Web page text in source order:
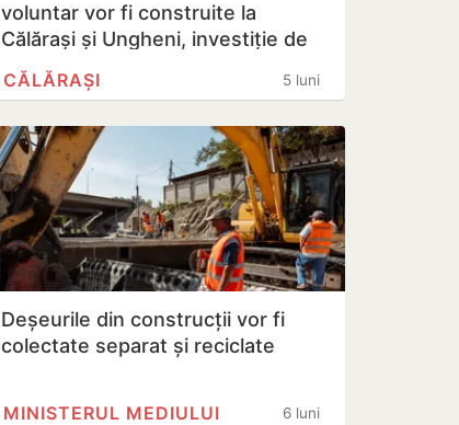
voluntar vor fi construite la
Călărași și Ungheni, investiție de
1,8…
5 luni
CĂLĂRAȘI
Deșeurile din construcții vor fi
colectate separat și reciclate
6 luni
MINISTERUL MEDIULUI